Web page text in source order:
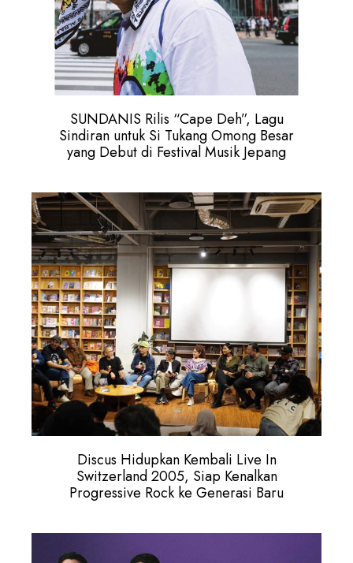
SUNDANIS Rilis “Cape Deh”, Lagu
Sindiran untuk Si Tukang Omong Besar
yang Debut di Festival Musik Jepang
Discus Hidupkan Kembali Live In
Switzerland 2005, Siap Kenalkan
Progressive Rock ke Generasi Baru